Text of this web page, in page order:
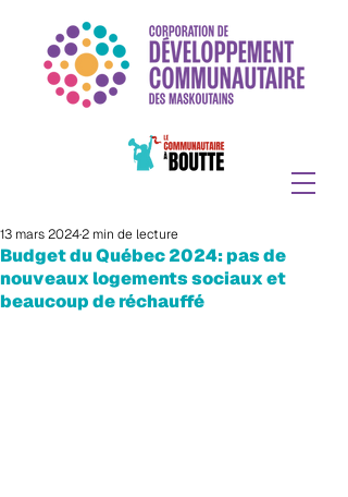
Budget du Québec 2024: pas de
nouveaux logements sociaux et
beaucoup de réchauffé
13 mars 20242 min de lecture